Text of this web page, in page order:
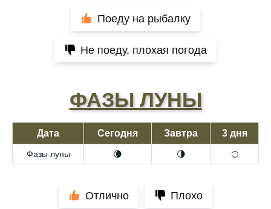
Поеду на рыбалку
Не поеду, плохая погода
ФАЗЫ ЛУНЫ
Дата Сегодня Завтра 3 дня
Фазы луны 🌘 🌗 🌕
Отлично Плохо